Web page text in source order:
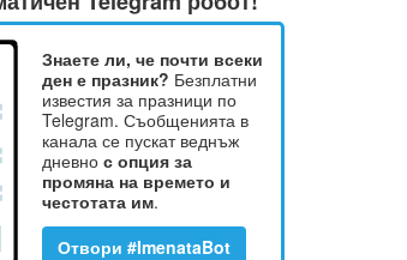
Знаете ли, че почти всеки
ден е празник? Безплатни
известия за празници по
Telegram. Съобщенията в
канала се пускат веднъж
дневно с опция за
промяна на времето и
честотата им.
Отвори #ImenataBot